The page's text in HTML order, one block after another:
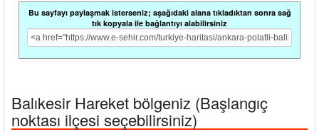
Bu sayfayı paylaşmak isterseniz; aşağıdaki alana tıkladıktan sonra sağ
tık kopyala ile bağlantıyı alabilirsiniz
Balıkesir Hareket bölgeniz (Başlangıç
noktası ilçesi seçebilirsiniz)